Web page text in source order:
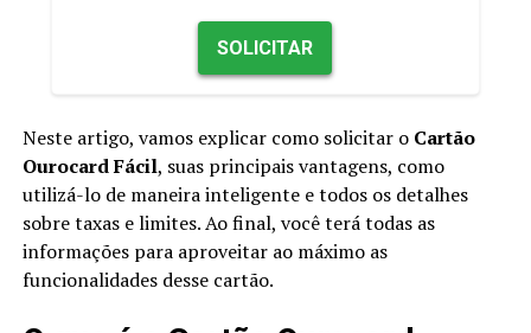
SOLICITAR
Neste artigo, vamos explicar como solicitar o Cartão
Ourocard Fácil, suas principais vantagens, como
utilizá-lo de maneira inteligente e todos os detalhes
sobre taxas e limites. Ao final, você terá todas as
informações para aproveitar ao máximo as
funcionalidades desse cartão.